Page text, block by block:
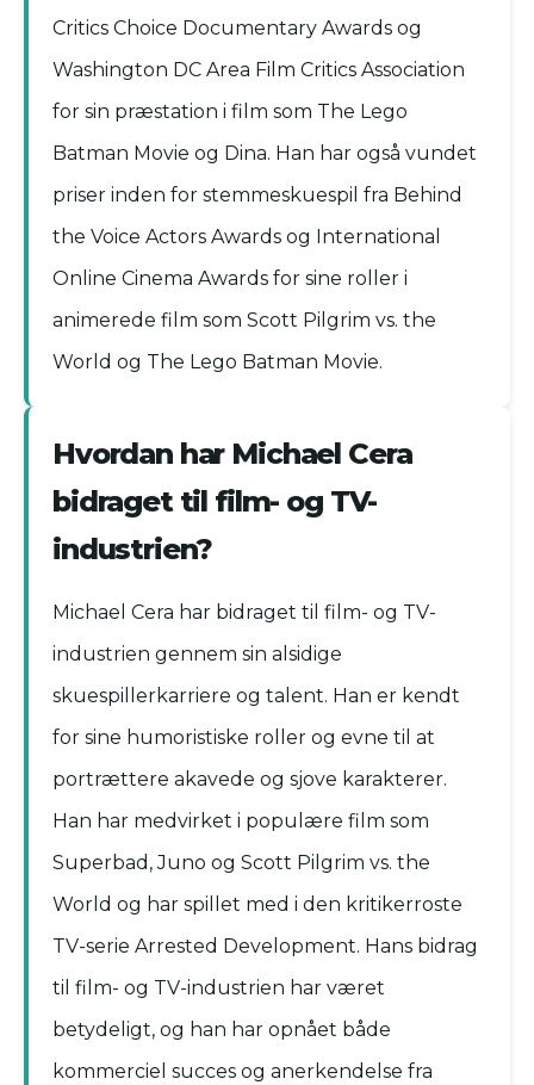
Critics Choice Documentary Awards og
Washington DC Area Film Critics Association
for sin præstation i film som The Lego
Batman Movie og Dina. Han har også vundet
priser inden for stemmeskuespil fra Behind
the Voice Actors Awards og International
Online Cinema Awards for sine roller i
animerede film som Scott Pilgrim vs. the
World og The Lego Batman Movie.
Hvordan har Michael Cera
bidraget til film- og TV-
industrien?
Michael Cera har bidraget til film- og TV-
industrien gennem sin alsidige
skuespillerkarriere og talent. Han er kendt
for sine humoristiske roller og evne til at
portrættere akavede og sjove karakterer.
Han har medvirket i populære film som
Superbad, Juno og Scott Pilgrim vs. the
World og har spillet med i den kritikerroste
TV-serie Arrested Development. Hans bidrag
til film- og TV-industrien har været
betydeligt, og han har opnået både
kommerciel succes og anerkendelse fra